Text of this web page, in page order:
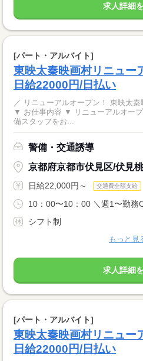
求人詳細
[パート・アルバイト]
東映太秦映画村リニュー
日給22000円/日払い
／ リニューアルオープン！ 東映太
▼ お仕事内容 ▼ リニューアルオー
備スタッフをお...
警備・交通誘導
京都府京都市伏見区/伏見
日給22,000円～ 交通費全額支給
10：00〜10：00 ＼週1〜勤務
シフト制
もっと見
求人詳細
[パート・アルバイト]
東映太秦映画村リニュー
日給22000円/日払い